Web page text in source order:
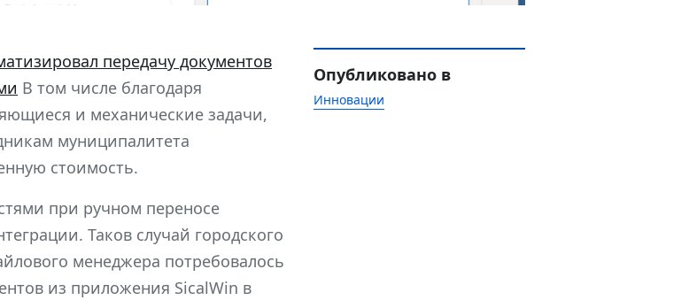
передачу документов
В том числе благодаря
и механические задачи,
муниципалитета
стоимость.
при ручном переносе
Таков случай городского
менеджера потребовалось
из приложения SicalWin в
Опубликовано в
Инновации